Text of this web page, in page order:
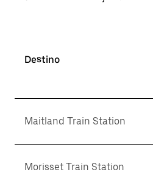
Destino
Maitland Train Station
Morisset Train Station